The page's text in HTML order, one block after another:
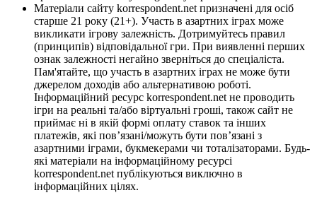
Матеріали сайту korrespondent.net призначені для осіб
старше 21 року (21+). Участь в азартних іграх може
викликати ігрову залежність. Дотримуйтесь правил
(принципів) відповідальної гри. При виявленні перших
ознак залежності негайно зверніться до спеціаліста.
Пам'ятайте, що участь в азартних іграх не може бути
джерелом доходів або альтернативою роботі.
Інформаційний ресурс korrespondent.net не проводить
ігри на реальні та/або віртуальні гроші, також сайт не
приймає ні в якій формі оплату ставок та інших
платежів, які пов’язані/можуть бути пов’язані з
азартними іграми, букмекерами чи тоталізаторами. Будь-
які матеріали на інформаційному ресурсі
korrespondent.net публікуються виключно в
інформаційних цілях.